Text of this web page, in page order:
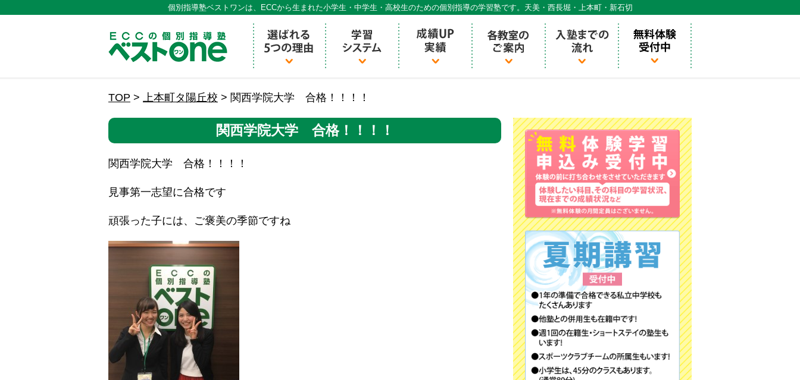
個別指導塾ベストワンは、ECCから生まれた小学生・中学生・高校生のための個別指導の学習塾です。天美・西長堀・上本町・新石切
ECCの個別指導ECCベストワン
TOP > 上本町タ陽丘校 > 関西学院大学 合格！！！！
関西学院大学 合格！！！！
関西学院大学 合格！！！！
見事第一志望に合格です
頑張った子には、ご褒美の季節ですね